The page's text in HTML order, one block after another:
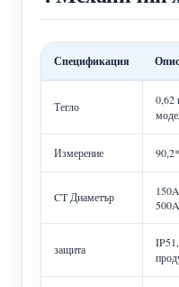
Спецификация
Тегло
0,62
Измерение
CT Диаметър
защита